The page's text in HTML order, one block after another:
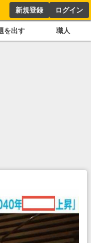
新規登録 ログイン
を出す 職人